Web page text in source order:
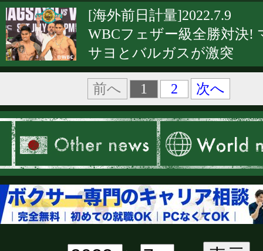
[海外前日計量]2022.7.9
WBCフェザー級全勝対決!
サヨとバルガスが激突
前へ 1 2 次へ